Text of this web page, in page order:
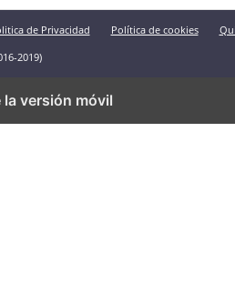
de Privacidad Política de cookies
2019)
la versión móvil